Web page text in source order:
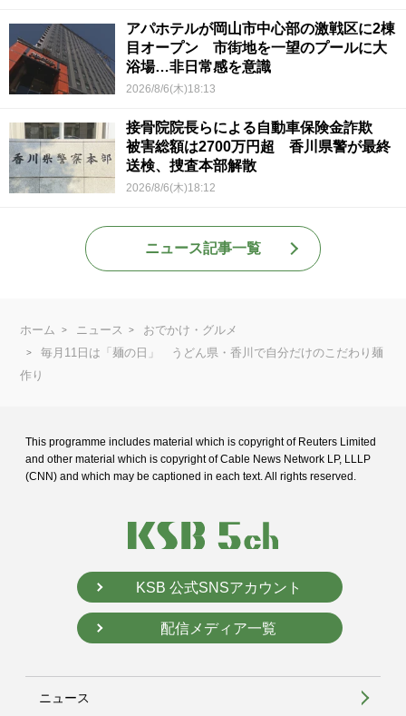
アパホテルが岡山市中心部の激戦区に2棟
目オープン 市街地を一望のプールに大
浴場…非日常感を意識
2026/8/6(木)18:13
接骨院院長らによる自動車保険金詐欺
被害総額は2700万円超 香川県警が最終
送検、捜査本部解散
2026/8/6(木)18:12
ニュース記事一覧
ホーム ニュース
おでかけ・グルメ
毎月11日は「麺の日」 うどん県・香川で自分だけのこだわり麺
作り
This programme includes material which is copyright of Reuters Limited
and other material which is copyright of Cable News Network LP, LLLP
(CNN) and which may be captioned in each text. All rights reserved.
KSB 公式SNSアカウント
配信メディア一覧
ニュース